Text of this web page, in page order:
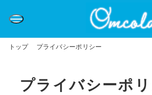
トップ プライバシーポリシー
プライバシーポ